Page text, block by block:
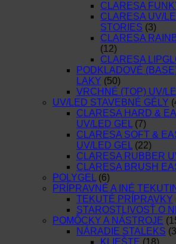
CLARESA
CLARESA UV/
STORIES (3)
CLARESA
(12)
CLARESA
PODKLADOVÉ
LAKY (50)
VRCHNÉ (TOP) UV/
UV/LED STAVEBNÉ GÉLY
CLARESA HARD &
UV/LED GEL (7)
CLARESA SOFT &
UV/LED GEL (22)
CLARESA RUBBER
CLARESA BRUSH
POLYGEL (6)
PRÍPRAVNÉ A INÉ
TEKUTÉ PRÍPRAVKY
STAROSTLIVOSŤ O
POMÔCKY A NÁSTROJE
NÁRADIE STALEKS
KLIEŠTE (18)